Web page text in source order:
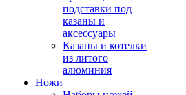
подставки под
казаны и
аксессуары
Казаны и котелки
из литого
алюминия
Ножи